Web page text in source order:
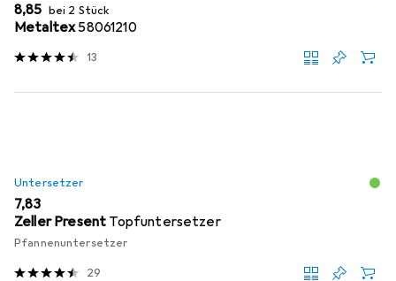
EUR
8,85 bei 2 Stück
Metaltex58061210
13
Untersetzer
EUR
7,83
Zeller Present Topfuntersetzer
Pfannenuntersetzer
29